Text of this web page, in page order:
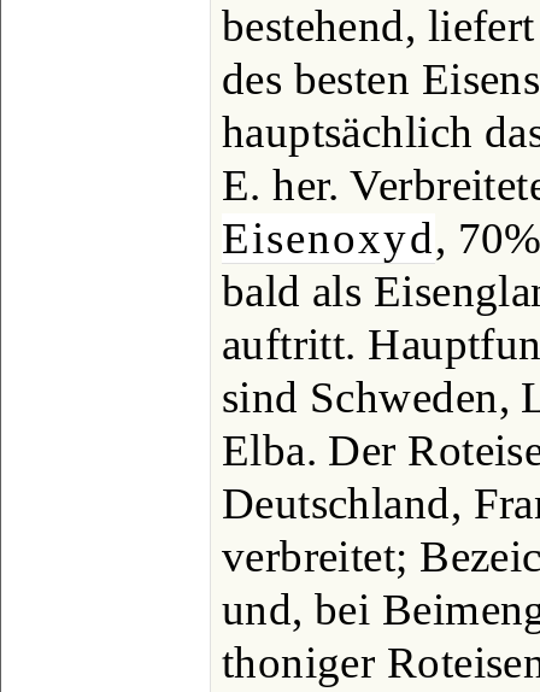
bestehend,
des besten
hauptsächlich
E. her.
Eisenoxyd,
bald als
auftritt.
sind Schweden,
Elba. Der
Deutschland,
verbreitet;
und, bei
thoniger